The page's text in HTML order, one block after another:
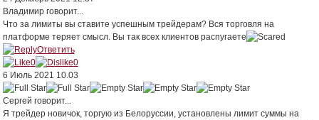
Владимирговорит...
Что за лимиты вы ставите успешным трейдерам? Вся торговля на
платформе теряет смысл. Вы так всех клиентов распугаете
Ответить
0
0
6 Июль 2021 10.03
Сергей говорит...
Я трейдер новичок, торгую из Белоруссии, установлены лимит суммы на